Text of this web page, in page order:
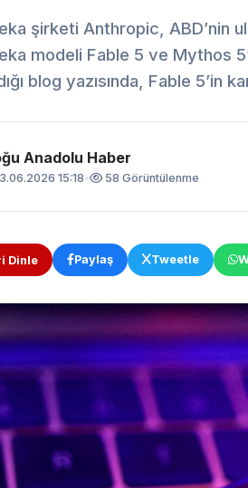
şirketi Anthropic, ABD’nin
modeli Fable 5 ve Mythos
blog yazısında, Fable 5’in
Anadolu Haber
15:18• 58 Görüntülenme
Dinle Paylaş Tweetle